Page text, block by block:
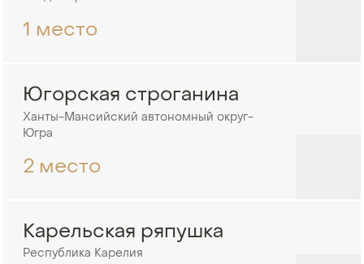
1 место
Югорская строганина
Ханты-Мансийский автономный округ-
Югра
2 место
Карельская ряпушка
Республика Карелия